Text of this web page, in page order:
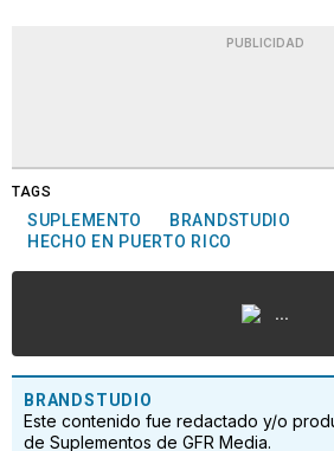
PUBLICIDAD
TAGS
SUPLEMENTO
BRANDSTUDIO
HECHO EN PUERTO RICO
...
BRANDSTUDIO
Este contenido fue redactado y/o
de Suplementos de GFR Media.